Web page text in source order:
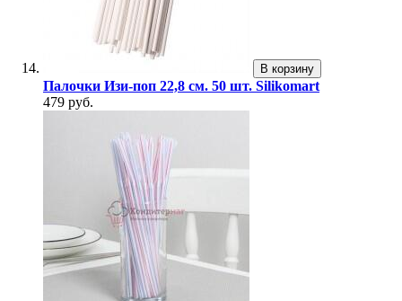
В корзину
Палочки Изи-поп 22,8 см. 50 шт. Silikomart
479 руб.